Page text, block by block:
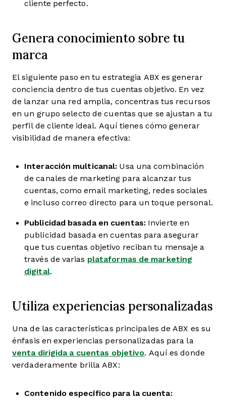
cliente perfecto.
Genera conocimiento sobre tu
marca
El siguiente paso en tu estrategia ABX es generar
conciencia dentro de tus cuentas objetivo. En vez
de lanzar una red amplia, concentras tus recursos
en un grupo selecto de cuentas que se ajustan a tu
perfil de cliente ideal. Aquí tienes cómo generar
visibilidad de manera efectiva:
Interacción multicanal: Usa una combinación
de canales de marketing para alcanzar tus
cuentas, como email marketing, redes sociales
e incluso correo directo para un toque personal.
Publicidad basada en cuentas:Invierte en
publicidad basada en cuentas para asegurar
que tus cuentas objetivo reciban tu mensaje a
través de varias plataformas de marketing
digital.
Utiliza experiencias personalizadas
Una de las características principales de ABX es su
énfasis en experiencias personalizadas para la
venta dirigida a cuentas objetivo. Aquí es donde
verdaderamente brilla ABX:
Contenido específico para la cuenta: